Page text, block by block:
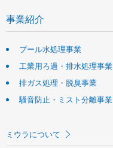
事業紹介
プール水処理事業
工業用ろ過・排水処理事業
排ガス処理・脱臭事業
騒音防止・ミスト分離事業
ミウラについて